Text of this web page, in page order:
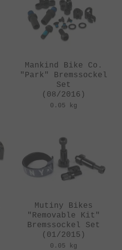
Mankind Bike Co.
"Park" Bremssockel
Set
(08/2016)
0.05 kg
Mutiny Bikes
"Removable Kit"
Bremssockel Set
(01/2015)
0.05 kg